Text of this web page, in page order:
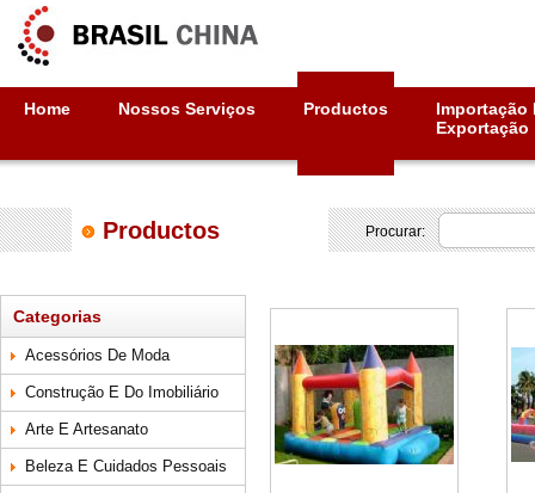
Home Nossos Serviços Productos
Importação
Exportação
Productos Procurar:
Categorias
Acessórios De Moda
Construção E Do Imobiliário
Arte E Artesanato
Beleza E Cuidados Pessoais